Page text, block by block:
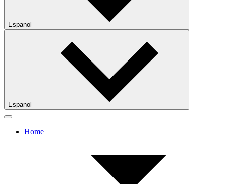
Espanol
Espanol
Home